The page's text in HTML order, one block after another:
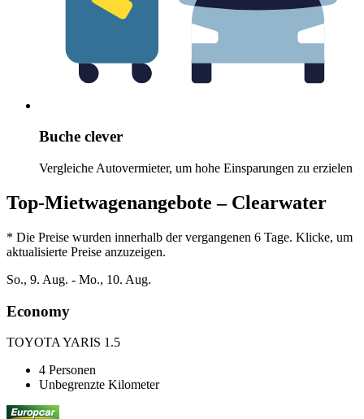
Buche clever
Vergleiche Autovermieter, um hohe Einsparungen zu erzielen
Top-Mietwagenangebote – Clearwater
* Die Preise wurden innerhalb der vergangenen 6 Tage. Klicke, um
aktualisierte Preise anzuzeigen.
So., 9. Aug. - Mo., 10. Aug.
Economy
TOYOTA YARIS 1.5
4 Personen
Unbegrenzte Kilometer